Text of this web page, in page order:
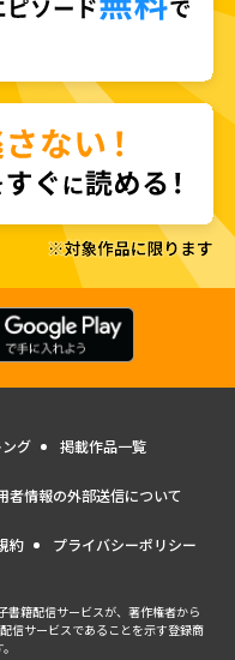
グ 掲載作品一覧
者情報の外部送信について
約 プライバシーポリシー
書籍配信サービスが、著作権者から
信サービスであることを示す登録商